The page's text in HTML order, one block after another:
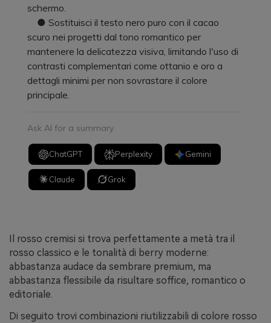
schermo.
● Sostituisci il testo nero puro con il cacao
scuro nei progetti dal tono romantico per
mantenere la delicatezza visiva, limitando l'uso di
contrasti complementari come ottanio e oro a
dettagli minimi per non sovrastare il colore
principale.
Ask AI for a summary
ChatGPT Perplexity Gemini
Claude Grok
Il rosso cremisi si trova perfettamente a metà tra il
rosso classico e le tonalità di berry moderne:
abbastanza audace da sembrare premium, ma
abbastanza flessibile da risultare soffice, romantico o
editoriale.
Di seguito trovi combinazioni riutilizzabili di colore rosso